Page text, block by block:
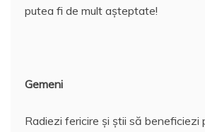
putea fi de mult așteptate!
Gemeni
Radiezi fericire și știi să beneficiezi